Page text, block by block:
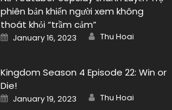
phiên bản khiến người xem không
thoát khỏi “trầm cảm”
Posted
on
January 16, 2023 Author
Thu Hoai
Kingdom Season 4 Episode 22: Win or
Die!
Posted
on
January 19, 2023 Author
Thu Hoai